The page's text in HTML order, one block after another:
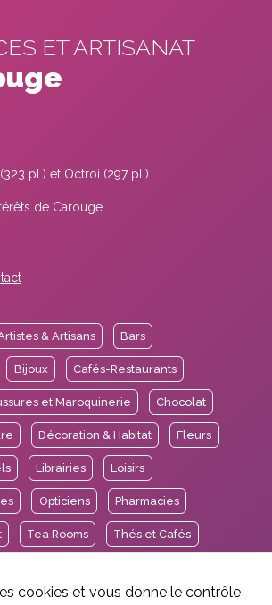
ET ARTISANAT
pl.) et Octroi (297 pl.)
de Carouge
& Artisans Bars
Bijoux Cafés-Restaurants
et Maroquinerie Chocolat
Décoration & Habitat Fleurs
Librairies Loisirs
Opticiens Pharmacies
Tea Rooms Thés et Cafés
cookies et vous donne le contrôle